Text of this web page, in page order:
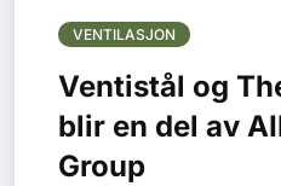
VENTILASJON
Ventistål og
blir en del av
Group